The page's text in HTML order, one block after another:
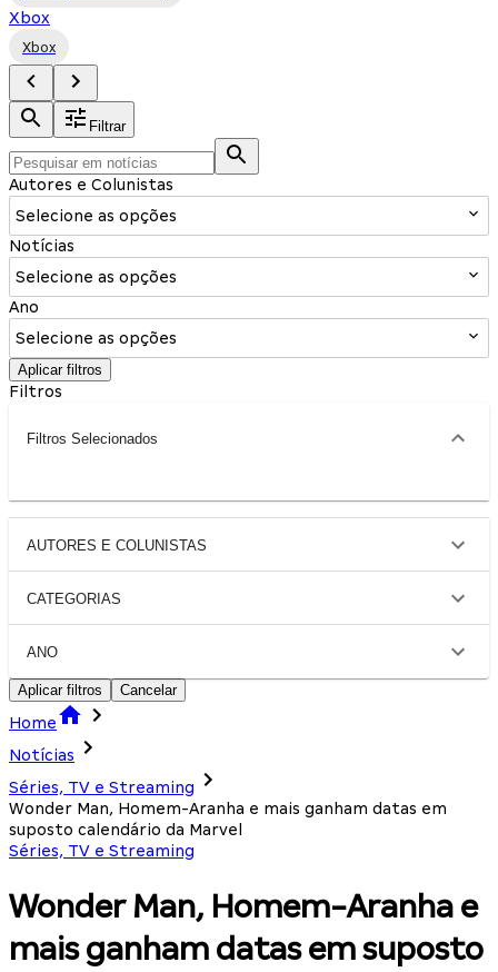
Xbox
Xbox
Filtrar
Autores e Colunistas
Selecione as opções
Notícias
Selecione as opções
Ano
Selecione as opções
Aplicar filtros
Filtros
Filtros Selecionados
AUTORES E COLUNISTAS
CATEGORIAS
ANO
Aplicar filtros Cancelar
Home
Notícias
Séries, TV e Streaming
Wonder Man, Homem-Aranha e mais ganham datas em
suposto calendário da Marvel
Séries, TV e Streaming
Wonder Man, Homem-Aranha e
mais ganham datas em suposto